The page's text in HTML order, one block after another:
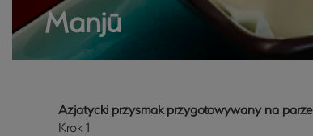
Manjū
Azjatycki przysmak przygotowywany na parze
Krok 1